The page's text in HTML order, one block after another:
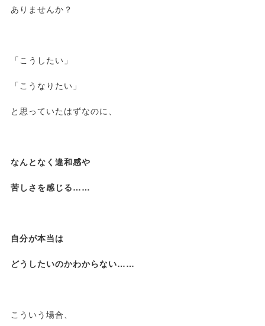
ありませんか？
「こうしたい」
「こうなりたい」
と思っていたはずなのに、
なんとなく違和感や
苦しさを感じる……
自分が本当は
どうしたいのかわからない……
こういう場合、